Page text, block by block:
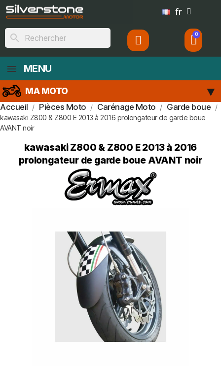
fr
search
MENU
MA MOTO
Accueil Pièces Moto Carénage Moto Garde boue
kawasaki Z800 & Z800 E 2013 à 2016 prolongateur de garde boue
AVANT noir
kawasaki Z800 & Z800 E 2013 à 2016
prolongateur de garde boue AVANT noir